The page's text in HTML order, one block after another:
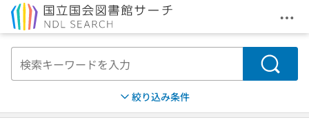
メ
検索
絞り込み条件